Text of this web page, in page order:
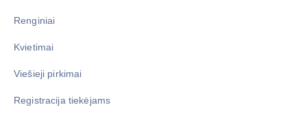
Renginiai
Kvietimai
Viešieji pirkimai
Registracija tiekėjams